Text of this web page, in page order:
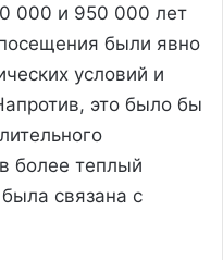
000 и 950 000 лет
были явно
условий и
это было бы
более теплый
связана с